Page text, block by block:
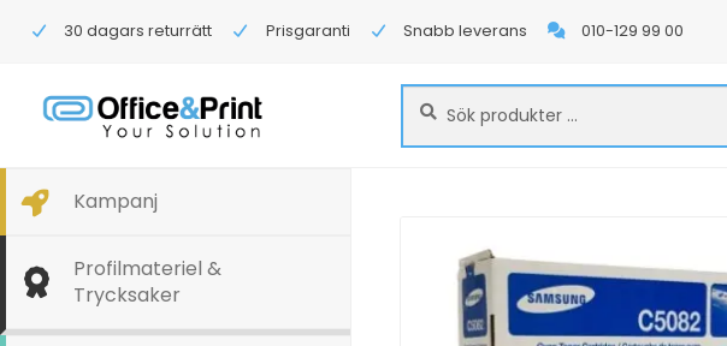
30 dagars returrätt Prisgaranti Snabb leverans 010-129 99 00
Sök
efter:
Sök
Kampanj
Profilmateriel &
Trycksaker